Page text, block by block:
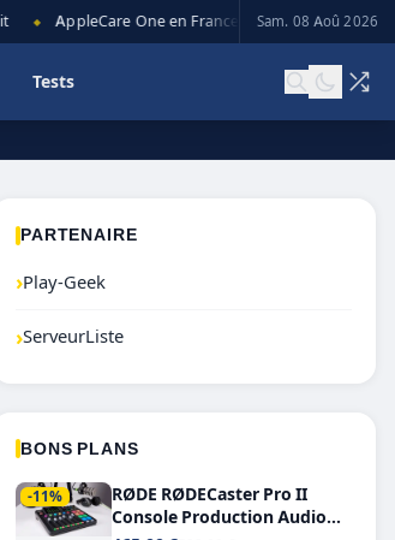
AppleCare One en France : prix, couverture et
Sam. 08 Aoû 2026
Tests
PARTENAIRE
›Play-Geek
›ServeurListe
BONS PLANS
-11%
RØDE RØDECaster Pro II
Console Production Audio